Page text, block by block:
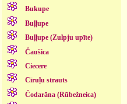
Bukupe
Buļļupe
Buļļupe (Zulpju upīte)
Čaušica
Ciecere
Cīruļu strauts
Čodarāna (Rūbežneica)